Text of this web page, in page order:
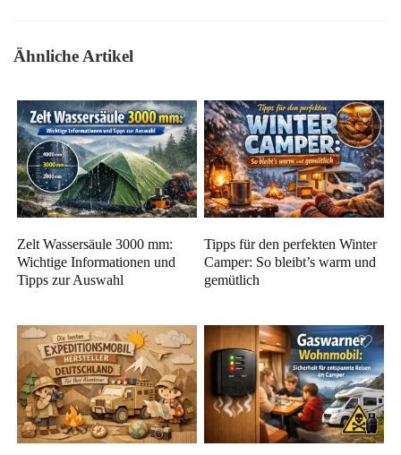
Ähnliche Artikel
Zelt Wassersäule 3000 mm:
Wichtige Informationen und
Tipps zur Auswahl
Tipps für den perfekten Winter
Camper: So bleibt’s warm und
gemütlich